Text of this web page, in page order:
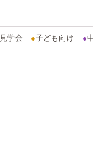
見学会 ●子ども向け ●